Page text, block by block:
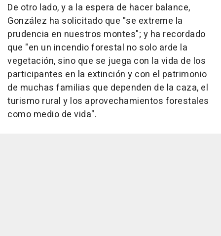
De otro lado, y a la espera de hacer balance,
González ha solicitado que "se extreme la
prudencia en nuestros montes"; y ha recordado
que "en un incendio forestal no solo arde la
vegetación, sino que se juega con la vida de los
participantes en la extinción y con el patrimonio
de muchas familias que dependen de la caza, el
turismo rural y los aprovechamientos forestales
como medio de vida".